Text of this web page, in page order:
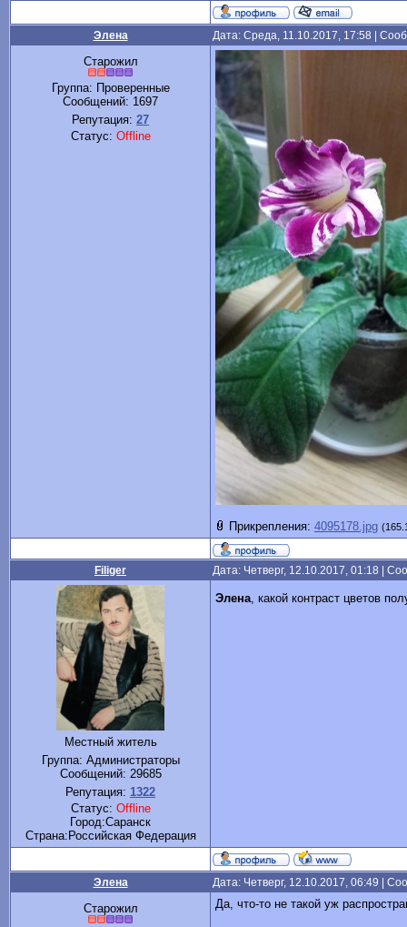
Элена Дата: Среда, 11.10.2017, 17:58 |
Старожил
Группа: Проверенные
Сообщений: 1697
Репутация: 27
Статус: Offline
Прикрепления: 4095178.jpg
Filiger Дата: Четверг, 12.10.2017, 01:18 |
Местный житель
Группа: Администраторы
Сообщений: 29685
Репутация: 1322
Статус: Offline
Город:Саранск
Cтрана:Российская Федерация
Элена , какой контраст цветов
Элена Дата: Четверг, 12.10.2017, 06:49 |
Старожил Да, что-то не такой уж